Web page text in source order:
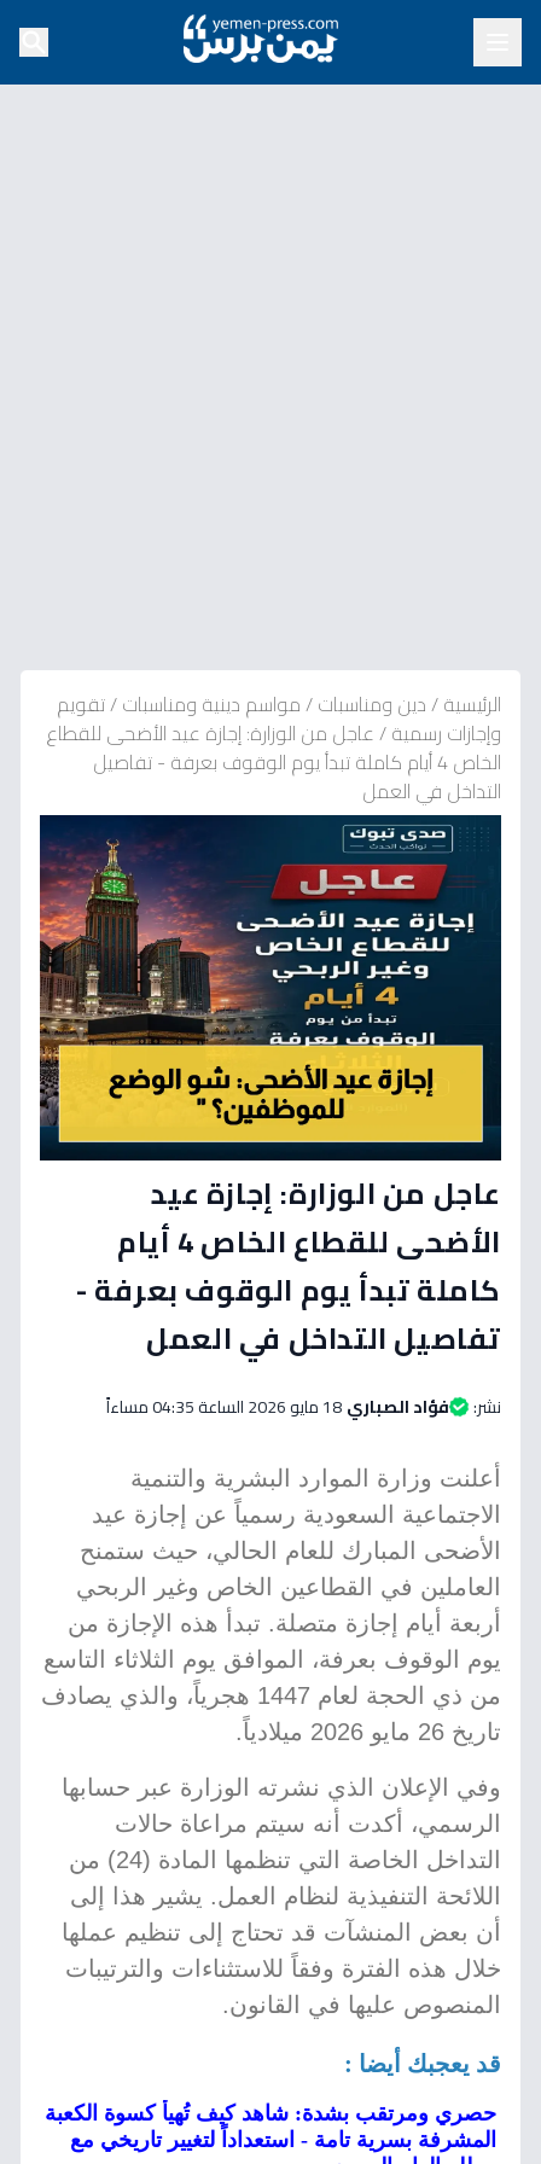
الرئيسية/دين ومناسبات/مواسم دينية ومناسبات/تقويم
وإجازات رسمية/عاجل من الوزارة: إجازة عيد الأضحى للقطاع
الخاص 4 أيام كاملة تبدأ يوم الوقوف بعرفة - تفاصيل
التداخل في العمل
عاجل من الوزارة: إجازة عيد
الأضحى للقطاع الخاص 4 أيام
كاملة تبدأ يوم الوقوف بعرفة -
تفاصيل التداخل في العمل
نشر: فؤاد الصباري18 مايو 2026 الساعة 04:35 مساءاً
أعلنت وزارة الموارد البشرية والتنمية
الاجتماعية السعودية رسمياً عن إجازة عيد
الأضحى المبارك للعام الحالي، حيث ستمنح
العاملين في القطاعين الخاص وغير الربحي
أربعة أيام إجازة متصلة. تبدأ هذه الإجازة من
يوم الوقوف بعرفة، الموافق يوم الثلاثاء التاسع
من ذي الحجة لعام 1447 هجرياً، والذي يصادف
تاريخ 26 مايو 2026 ميلادياً.
وفي الإعلان الذي نشرته الوزارة عبر حسابها
الرسمي، أكدت أنه سيتم مراعاة حالات
التداخل الخاصة التي تنظمها المادة (24) من
اللائحة التنفيذية لنظام العمل. يشير هذا إلى
أن بعض المنشآت قد تحتاج إلى تنظيم عملها
خلال هذه الفترة وفقاً للاستثناءات والترتيبات
المنصوص عليها في القانون.
قد يعجبك أيضا :
حصري ومرتقب بشدة: شاهد كيف تُهيأ كسوة الكعبة
المشرفة بسرية تامة - استعداداً لتغيير تاريخي مع